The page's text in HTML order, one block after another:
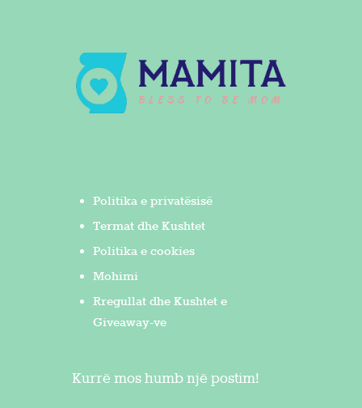
Politika e privatësisë
Termat dhe Kushtet
Politika e cookies
Mohimi
Rregullat dhe Kushtet e
Giveaway-ve
Kurrë mos humb një postim!